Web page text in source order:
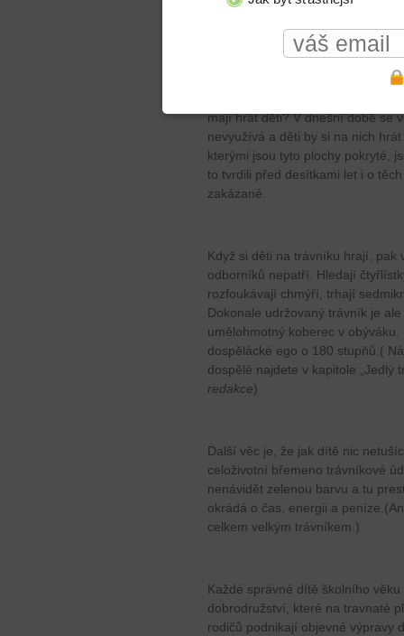
Děti jako důvod?
mají hrát děti? V dnešní době se
nevyužívá a děti by si na nich
kterými jsou tyto plochy pokryté,
to tvrdili před desítkami let i o
zakázané.
Když si děti na trávníku hrají,
odborníků nepatří. Hledají
rozfoukávají chmýří, trhají
Dokonale udržovaný trávník je
umělohmotný koberec v
dospělácké ego o 180 stupňů.(
dospělé najdete v kapitole „Jedlý
redakce)
Další věc je, že jak dítě nic
celoživotní břemeno trávníkové
nenávidět zelenou barvu a tu
okrádá o čas, energii a
celkem velkým trávníkem.)
Každé správné dítě školního
dobrodružství, které na travnaté
rodičů podnikají objevné výpravy